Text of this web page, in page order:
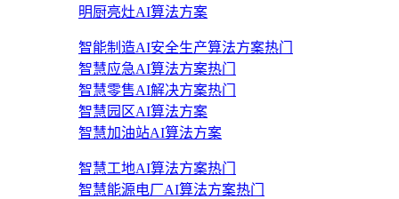
明厨亮灶AI算法方案
智能制造AI安全生产算法方案热门
智慧应急AI算法方案热门
智慧零售AI解决方案热门
智慧园区AI算法方案
智慧加油站AI算法方案
智慧工地AI算法方案热门
智慧能源电厂AI算法方案热门